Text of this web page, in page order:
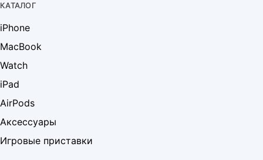
КАТАЛОГ
iPhone
MacBook
Watch
iPad
AirPods
Аксессуары
Игровые приставки